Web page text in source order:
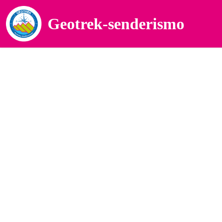
Geotrek-senderismo